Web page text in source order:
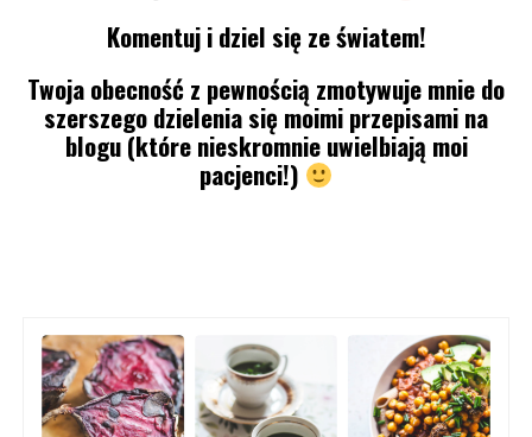
Komentuj i dziel się ze światem!
Twoja obecność z pewnością zmotywuje mnie do
szerszego dzielenia się moimi przepisami na
blogu (które nieskromnie uwielbiają moi
pacjenci!)